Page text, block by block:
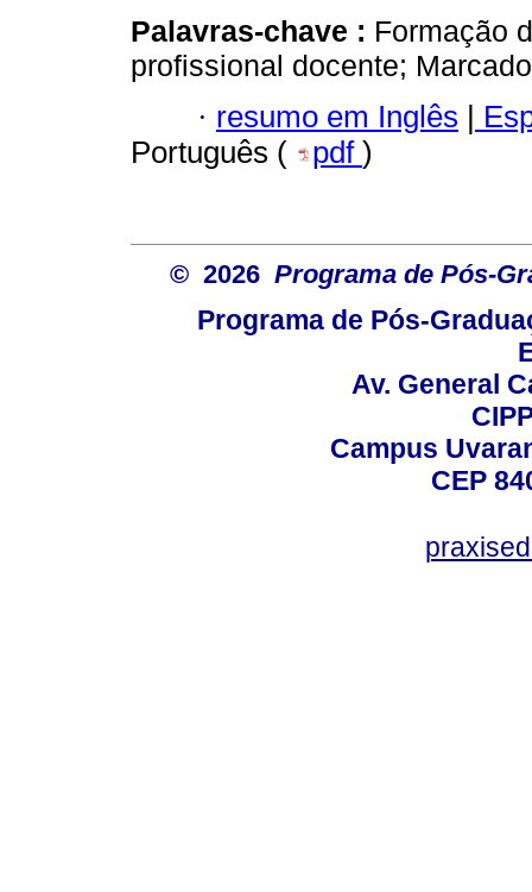
Palavras-chave : Formação
profissional docente;
· resumo em Inglês |
Português (
pdf )
© 2026 Programa de Pós-
Programa de Pós-
Av. General
Campus
CEP